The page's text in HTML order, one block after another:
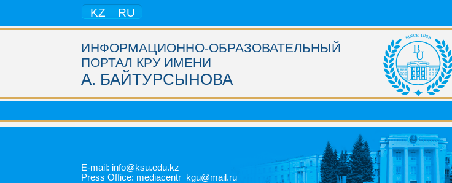
KZ RU
ИНФОРМАЦИОННО-ОБРАЗОВАТЕЛЬНЫЙ
ПОРТАЛ КРУ ИМЕНИ
А. БАЙТУРСЫНОВА
E-mail: info@ksu.edu.kz
Press Office: mediacentr_kgu@mail.ru